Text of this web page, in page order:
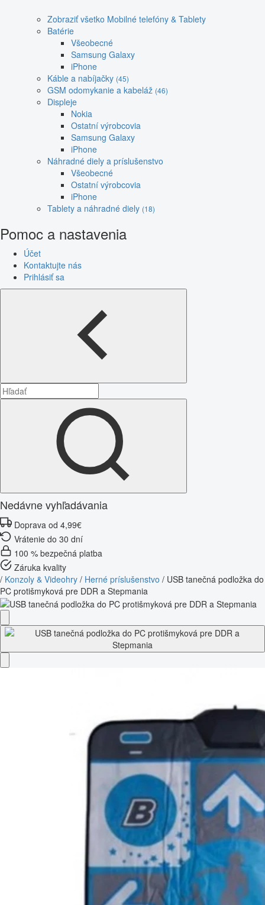
Zobraziť všetko Mobilné telefóny & Tablety
Batérie
Všeobecné
Samsung Galaxy
iPhone
Káble a nabíjačky (45)
GSM odomykanie a kabeláž (46)
Displeje
Nokia
Ostatní výrobcovia
Samsung Galaxy
iPhone
Náhradné diely a príslušenstvo
Všeobecné
Ostatní výrobcovia
iPhone
Tablety a náhradné diely (18)
Pomoc a nastavenia
Účet
Kontaktujte nás
Prihlásiť sa
Nedávne vyhľadávania
Doprava od 4,99€
Vrátenie do 30 dní
100 % bezpečná platba
Záruka kvality
/ Konzoly & Videohry / Herné príslušenstvo / USB tanečná podložka do
PC protišmyková pre DDR a Stepmania